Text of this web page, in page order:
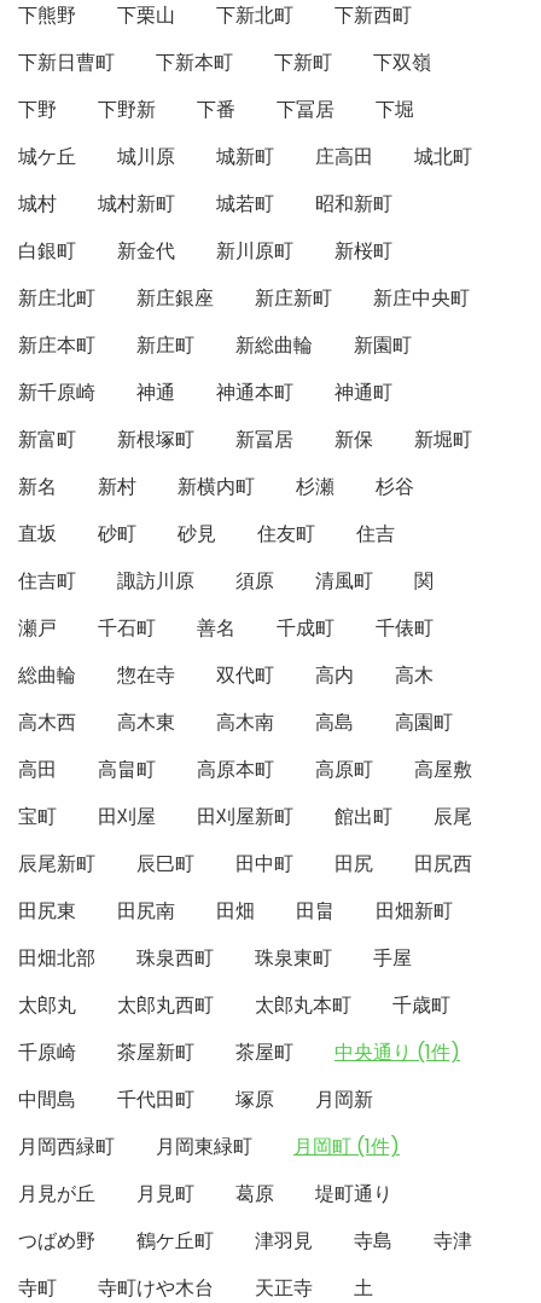
下熊野
下栗山 下新北町
下新西町
下新日曹町
下新本町 下新町
下双嶺
下野
下野新 下番 下冨居
下堀
城ケ丘
城川原 城新町 庄高田
城北町
城村
城村新町 城若町
昭和新町
白銀町
新金代 新川原町
新桜町
新庄北町
新庄銀座 新庄新町
新庄中央町
新庄本町
新庄町 新総曲輪
新園町
新千原崎
神通 神通本町
神通町
新富町
新根塚町 新冨居 新保
新堀町
新名
新村 新横内町 杉瀬
杉谷
直坂
砂町 砂見 住友町
住吉
住吉町
諏訪川原 須原 清風町
関
瀬戸
千石町 善名 千成町
千俵町
総曲輪
惣在寺 双代町 高内
高木
高木西
高木東 高木南 高島
高園町
高田
高畠町 高原本町 高原町
高屋敷
宝町
田刈屋 田刈屋新町 館出町
辰尾
辰尾新町
辰巳町 田中町 田尻
田尻西
田尻東
田尻南 田畑 田畠
田畑新町
田畑北部
珠泉西町 珠泉東町
手屋
太郎丸
太郎丸西町 太郎丸本町
千歳町
千原崎
茶屋新町 茶屋町
中央通り (1件)
中間島
千代田町 塚原
月岡新
月岡西緑町
月岡東緑町
月岡町 (1件)
月見が丘
月見町 葛原
堤町通り
つばめ野
鶴ケ丘町 津羽見 寺島
寺津
寺町
寺町けや木台 天正寺
土